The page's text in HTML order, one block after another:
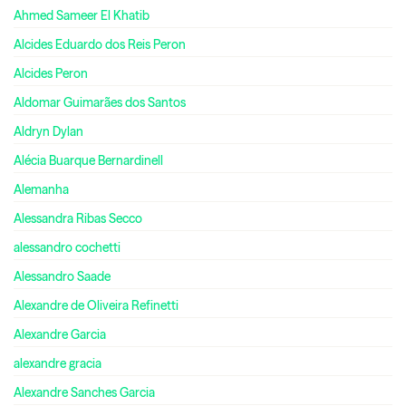
Ahmed Sameer El Khatib
Alcides Eduardo dos Reis Peron
Alcides Peron
Aldomar Guimarães dos Santos
Aldryn Dylan
Alécia Buarque Bernardinell
Alemanha
Alessandra Ribas Secco
alessandro cochetti
Alessandro Saade
Alexandre de Oliveira Refinetti
Alexandre Garcia
alexandre gracia
Alexandre Sanches Garcia